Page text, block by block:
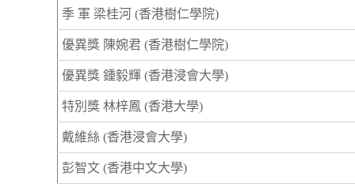
季 軍 梁桂河 (香港樹仁學院)
優異獎 陳婉君 (香港樹仁學院)
優異獎 鍾毅輝 (香港浸會大學)
特別獎 林梓鳳 (香港大學)
戴維絲 (香港浸會大學)
彭智文 (香港中文大學)